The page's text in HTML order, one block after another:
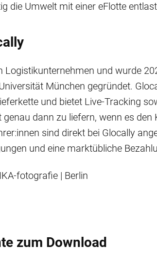
die Umwelt mit einer eFlotte
Logistikunternehmen und wurde
München gegründet.
und bietet Live-Tracking
genau dann zu liefern, wenn es den
sind direkt bei Glocally
und eine marktübliche
fotografie | Berlin
zum Download